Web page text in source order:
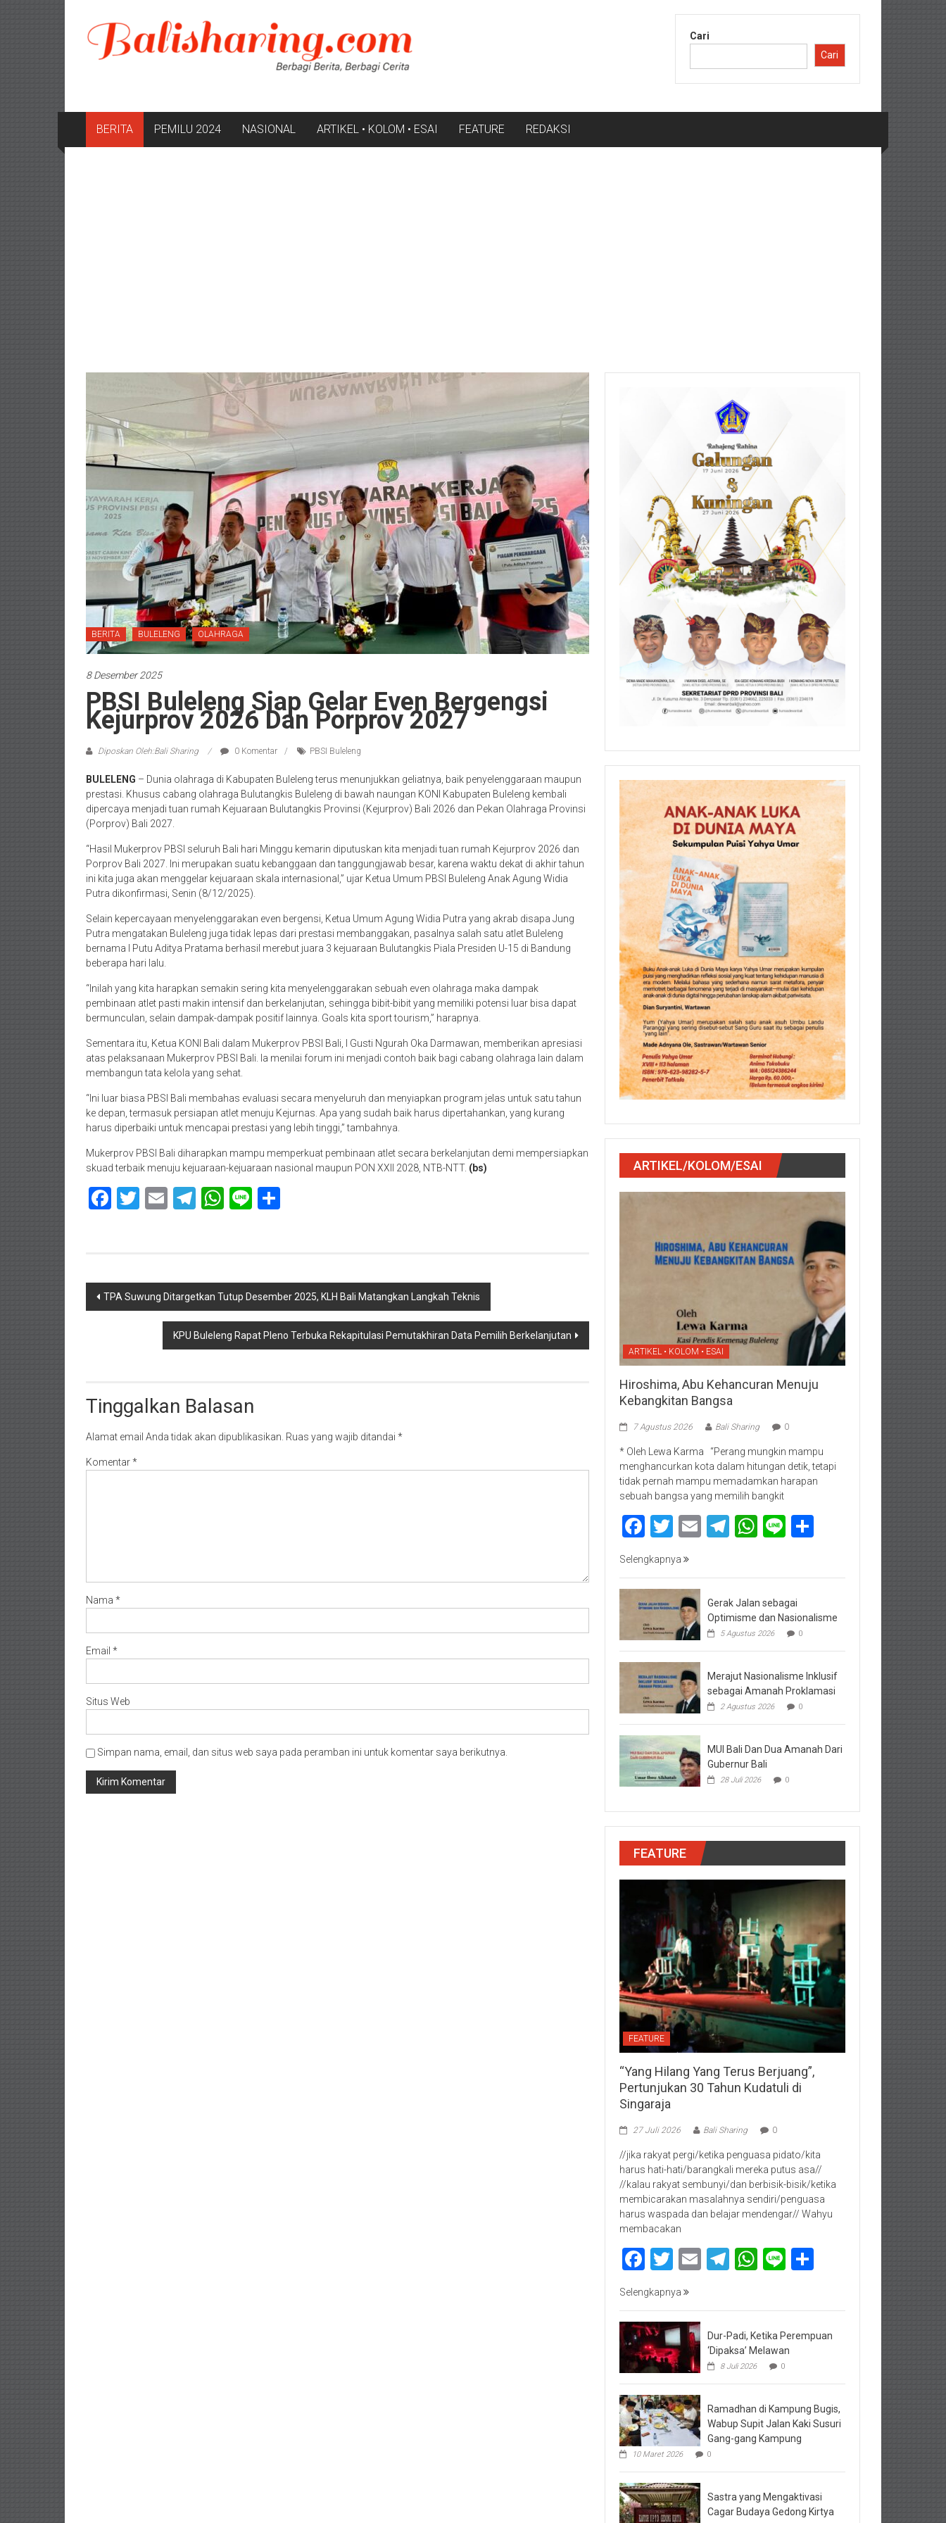
konten
Cari
Cari
BERITA PEMILU 2024 NASIONAL ARTIKEL • KOLOM • ESAI FEATURE REDAKSI
BERITA BULELENG OLAHRAGA
8 Desember 2025
PBSI Buleleng Siap Gelar Even Bergengsi
Kejurprov 2026 Dan Porprov 2027
Diposkan Oleh:Bali Sharing 0 Komentar PBSI Buleleng
BULELENG – Dunia olahraga di Kabupaten Buleleng terus menunjukkan geliatnya, baik penyelenggaraan maupun
prestasi. Khusus cabang olahraga Bulutangkis Buleleng di bawah naungan KONI Kabupaten Buleleng kembali
dipercaya menjadi tuan rumah Kejuaraan Bulutangkis Provinsi (Kejurprov) Bali 2026 dan Pekan Olahraga Provinsi
(Porprov) Bali 2027.
“Hasil Mukerprov PBSI seluruh Bali hari Minggu kemarin diputuskan kita menjadi tuan rumah Kejurprov 2026 dan
Porprov Bali 2027. Ini merupakan suatu kebanggaan dan tanggungjawab besar, karena waktu dekat di akhir tahun
ini kita juga akan menggelar kejuaraan skala internasional,” ujar Ketua Umum PBSI Buleleng Anak Agung Widia
Putra dikonfirmasi, Senin (8/12/2025).
Selain kepercayaan menyelenggarakan even bergensi, Ketua Umum Agung Widia Putra yang akrab disapa Jung
Putra mengatakan Buleleng juga tidak lepas dari prestasi membanggakan, pasalnya salah satu atlet Buleleng
bernama I Putu Aditya Pratama berhasil merebut juara 3 kejuaraan Bulutangkis Piala Presiden U-15 di Bandung
beberapa hari lalu.
“Inilah yang kita harapkan semakin sering kita menyelenggarakan sebuah even olahraga maka dampak
pembinaan atlet pasti makin intensif dan berkelanjutan, sehingga bibit-bibit yang memiliki potensi luar bisa dapat
bermunculan, selain dampak-dampak positif lainnya. Goals kita sport tourism,” harapnya.
Sementara itu, Ketua KONI Bali dalam Mukerprov PBSI Bali, I Gusti Ngurah Oka Darmawan, memberikan apresiasi
atas pelaksanaan Mukerprov PBSI Bali. Ia menilai forum ini menjadi contoh baik bagi cabang olahraga lain dalam
membangun tata kelola yang sehat.
“Ini luar biasa PBSI Bali membahas evaluasi secara menyeluruh dan menyiapkan program jelas untuk satu tahun
ke depan, termasuk persiapan atlet menuju Kejurnas. Apa yang sudah baik harus dipertahankan, yang kurang
harus diperbaiki untuk mencapai prestasi yang lebih tinggi,” tambahnya.
Mukerprov PBSI Bali diharapkan mampu memperkuat pembinaan atlet secara berkelanjutan demi mempersiapkan
skuad terbaik menuju kejuaraan-kejuaraan nasional maupun PON XXII 2028, NTB-NTT. (bs)
Facebook
Twitter
EmailTelegram
WhatsApp
Line
Navigasi
TPA Suwung Ditargetkan Tutup Desember 2025, KLH Bali Matangkan Langkah Teknis
KPU Buleleng Rapat Pleno Terbuka Rekapitulasi Pemutakhiran Data Pemilih Berkelanjutan
Tinggalkan Balasan
Alamat email Anda tidak akan dipublikasikan. Ruas yang wajib ditandai *
Komentar*
Nama *
Email *
Situs Web
Simpan nama, email, dan situs web saya pada peramban ini untuk komentar saya berikutnya.
ARTIKEL/KOLOM/ESAI
ARTIKEL • KOLOM • ESAI
Hiroshima, Abu Kehancuran Menuju
Kebangkitan Bangsa
7 Agustus 2026 Bali Sharing 0
* Oleh Lewa Karma “Perang mungkin mampu
menghancurkan kota dalam hitungan detik, tetapi
tidak pernah mampu memadamkan harapan
sebuah bangsa yang memilih bangkit
Facebook
Twitter
EmailTelegram
WhatsApp
Line
Selengkapnya
Gerak Jalan sebagai
Optimisme dan Nasionalisme
5 Agustus 2026 0
Merajut Nasionalisme Inklusif
sebagai Amanah Proklamasi
2 Agustus 2026 0
MUI Bali Dan Dua Amanah Dari
Gubernur Bali
28 Juli 2026 0
FEATURE
FEATURE
“Yang Hilang Yang Terus Berjuang”,
Pertunjukan 30 Tahun Kudatuli di
Singaraja
27 Juli 2026 Bali Sharing 0
//jika rakyat pergi/ketika penguasa pidato/kita
harus hati-hati/barangkali mereka putus asa//
//kalau rakyat sembunyi/dan berbisik-bisik/ketika
membicarakan masalahnya sendiri/penguasa
harus waspada dan belajar mendengar// Wahyu
membacakan
Facebook
Twitter
EmailTelegram
WhatsApp
Line
Selengkapnya
Dur-Padi, Ketika Perempuan
‘Dipaksa’ Melawan
8 Juli 2026 0
Ramadhan di Kampung Bugis,
Wabup Supit Jalan Kaki Susuri
Gang-gang Kampung
10 Maret 2026 0
Sastra yang Mengaktivasi
Cagar Budaya Gedong Kirtya